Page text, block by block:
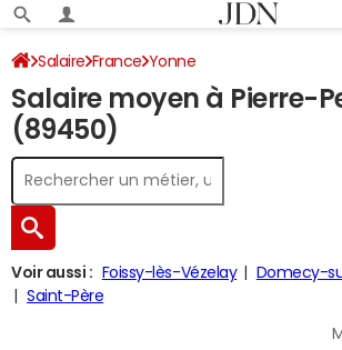
Salaire France Yonne
Salaire moyen à Pierre-
(89450)
Voir aussi : Foissy-lès-Vézelay Domecy-
Saint-Père